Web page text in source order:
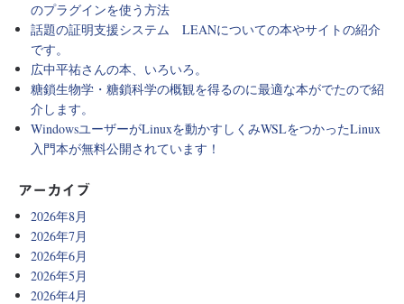
のプラグインを使う方法
話題の証明支援システム LEANについての本やサイトの紹介
です。
広中平祐さんの本、いろいろ。
糖鎖生物学・糖鎖科学の概観を得るのに最適な本がでたので紹
介します。
WindowsユーザーがLinuxを動かすしくみWSLをつかったLinux
入門本が無料公開されています！
アーカイブ
2026年8月
2026年7月
2026年6月
2026年5月
2026年4月